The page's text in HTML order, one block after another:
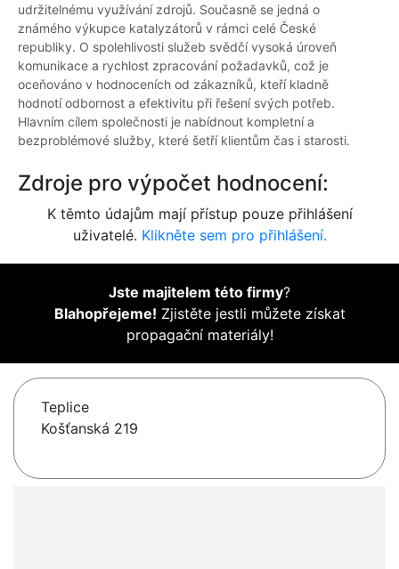
udržitelnému využívání zdrojů. Současně se jedná o
známého výkupce katalyzátorů v rámci celé České
republiky. O spolehlivosti služeb svědčí vysoká úroveň
komunikace a rychlost zpracování požadavků, což je
oceňováno v hodnoceních od zákazníků, kteří kladně
hodnotí odbornost a efektivitu při řešení svých potřeb.
Hlavním cílem společnosti je nabídnout kompletní a
bezproblémové služby, které šetří klientům čas i starosti.
Zdroje pro výpočet hodnocení:
K těmto údajům mají přístup pouze přihlášení
uživatelé. Klikněte sem pro přihlášení.
Jste majitelem této firmy?
Blahopřejeme! Zjistěte jestli můžete získat
propagační materiály!
Teplice
Košťanská 219